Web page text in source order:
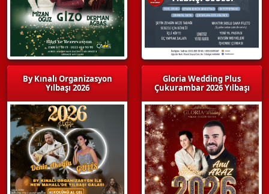
By Kınalı Organizasyon
Yılbaşı 2026
Gloria Wedding Plus
Çukurambar 2026 Yılbaşı